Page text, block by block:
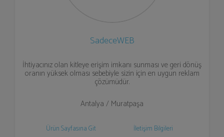
SadeceWEB
İhtiyacınız olan kitleye erişim imkanı sunması ve geri dönüş
oranın yüksek olması sebebiyle sizin için en uygun reklam
çözümüdür.
Antalya / Muratpaşa
Ürün Sayfasına Git İletişim Bilgileri